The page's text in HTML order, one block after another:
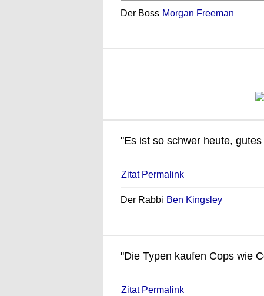
Der Boss Morgan Freeman
"Es ist so schwer heute,
Zitat Permalink
Der Rabbi Ben Kingsley
"Die Typen kaufen Cops wie
Zitat Permalink